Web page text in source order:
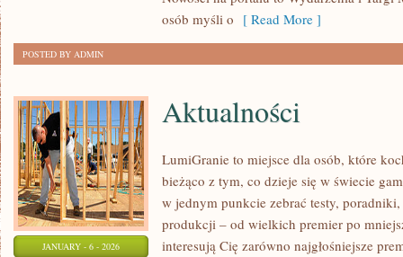
osób myśli o [ Read More ]
POSTED BY ADMIN
JANUARY - 6 - 2026
Aktualności
LumiGranie to miejsce dla osób, które
bieżąco z tym, co dzieje się w świecie
w jednym punkcie zebrać testy,
produkcji – od wielkich premier po
interesują Cię zarówno najgłośniejsze